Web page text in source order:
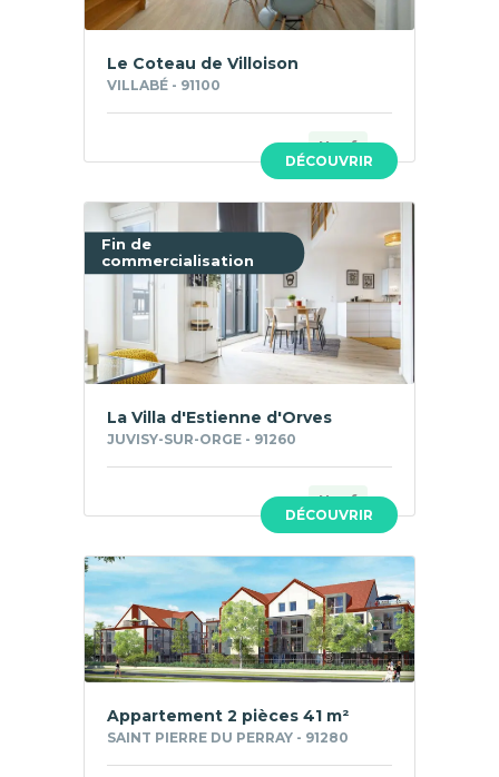
DÉCOUVRIR
Le Coteau de Villoison
VILLABÉ - 91100
Neuf
Fin de
commercialisation
DÉCOUVRIR
La Villa d'Estienne d'Orves
JUVISY-SUR-ORGE - 91260
Neuf
Appartement 2 pièces 41 m²
SAINT PIERRE DU PERRAY - 91280